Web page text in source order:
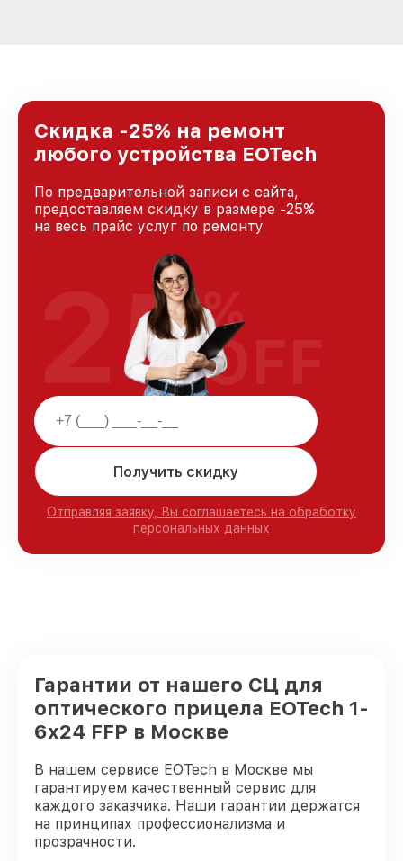
Скидка -25% на ремонт
любого устройства EOTech
По предварительной записи с сайта,
предоставляем скидку в размере -25%
на весь прайс услуг по ремонту
Получить скидку
Отправляя заявку, Вы соглашаетесь на обработку
персональных данных
25%
OFF
Гарантии от нашего СЦ для
оптического прицела EOTech 1-
6x24 FFP в Москве
В нашем сервисе EOTech в Москве мы
гарантируем качественный сервис для
каждого заказчика. Наши гарантии держатся
на принципах профессионализма и
прозрачности.